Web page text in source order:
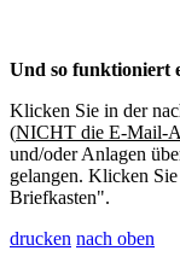
Und so funktioniert
Klicken Sie in der
(NICHT die E-Mail-
und/oder Anlagen
gelangen. Klicken
Briefkasten".
drucken nach oben